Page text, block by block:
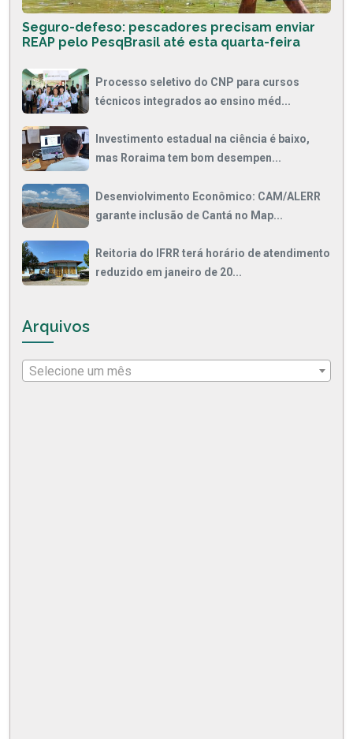
Seguro-defeso: pescadores precisam enviar
REAP pelo PesqBrasil até esta quarta-feira
Processo seletivo do CNP para cursos
técnicos integrados ao ensino méd...
Investimento estadual na ciência é baixo,
mas Roraima tem bom desempen...
Desenviolvimento Econômico: CAM/ALERR
garante inclusão de Cantá no Map...
Reitoria do IFRR terá horário de atendimento
reduzido em janeiro de 20...
Arquivos
Selecione um mês